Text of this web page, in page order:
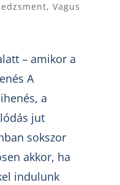
, Vagus
– amikor a
A
a
jut
sokszor
akkor, ha
indulunk